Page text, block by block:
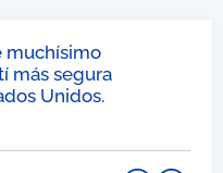
muchísimo
más segura
Unidos.